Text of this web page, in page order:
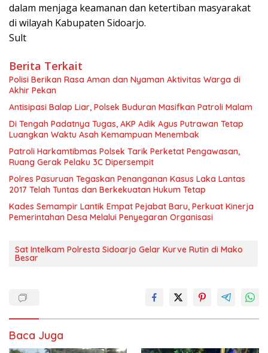
dalam menjaga keamanan dan ketertiban masyarakat
di wilayah Kabupaten Sidoarjo.
Sult
Berita Terkait
Polisi Berikan Rasa Aman dan Nyaman Aktivitas Warga di
Akhir Pekan
Antisipasi Balap Liar, Polsek Buduran Masifkan Patroli Malam
Di Tengah Padatnya Tugas, AKP Adik Agus Putrawan Tetap
Luangkan Waktu Asah Kemampuan Menembak
Patroli Harkamtibmas Polsek Tarik Perketat Pengawasan,
Ruang Gerak Pelaku 3C Dipersempit
Polres Pasuruan Tegaskan Penanganan Kasus Laka Lantas
2017 Telah Tuntas dan Berkekuatan Hukum Tetap
Kades Semampir Lantik Empat Pejabat Baru, Perkuat Kinerja
Pemerintahan Desa Melalui Penyegaran Organisasi
Sat Intelkam Polresta Sidoarjo Gelar Kurve Rutin di Mako
Besar
Baca Juga